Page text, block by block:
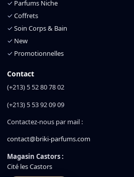
✓ Parfums Niche
✓ Coffrets
✓ Soin Corps & Bain
✓ New
✓ Promotionnelles
Contact
(+213) 5 52 80 78 02
(+213) 5 53 92 09 09
Contactez-nous par mail :
contact@briki-parfums.com
Magasin Castors :
Cité les Castors